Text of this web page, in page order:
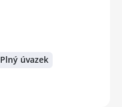
Plný úvazek